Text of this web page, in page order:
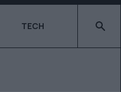
TECH Type